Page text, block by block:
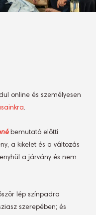
online és személyesen
.
bemutató előtti
a kikelet és a változás
a járvány és nem
lép színpadra
szerepében; és